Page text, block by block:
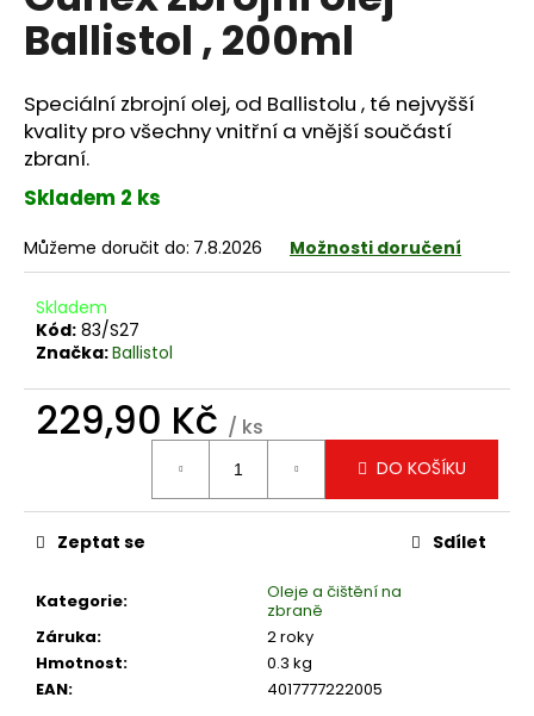
0,0
hvězdiček.
Ballistol , 200ml
Speciální zbrojní olej, od Ballistolu , té nejvyšší
kvality pro všechny vnitřní a vnější součástí
zbraní.
Skladem 2 ks
Můžeme doručit do: 7.8.2026 Možnosti doručení
Skladem
Kód: 83/S27
Značka:Ballistol
229,90 Kč / ks
DO KOŠÍKU
Kategorie:
Oleje a čištění na
zbraně
Záruka:
2 roky
Hmotnost:
0.3 kg
EAN: 4017777222005
Zeptat se Sdílet
a
j
í
t
?
HLEDAT
D
o
p
u
č
e
m
e